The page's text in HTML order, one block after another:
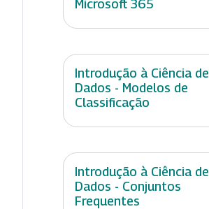
Microsoft 365
Introdução à Ciência de
Dados - Modelos de
Classificação
Introdução à Ciência de
Dados - Conjuntos
Frequentes